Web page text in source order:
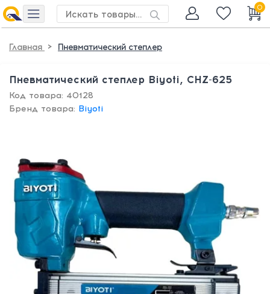
0
Главная > Пневматический степлер
Пневматический степлер Biyoti, CHZ-625
Код товара: 40128
Бренд товара: Biyoti